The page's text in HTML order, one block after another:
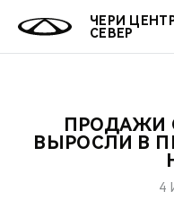
ЧЕРИ
СЕВЕР
О
ПРОДАЖИ
ВЫРОСЛИ В
4